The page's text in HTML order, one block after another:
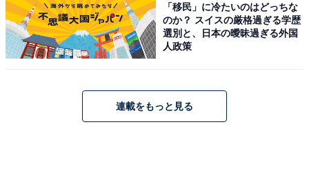
「移民」に冷たいのはどっちな
のか？ スイスの厳格過ぎる学歴
選別と、日本の曖昧過ぎる外国
人政策
連載をもっと見る